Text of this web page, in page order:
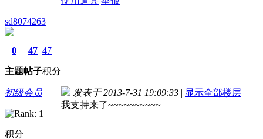
sd8074263
0
主题
47
帖子
47
积分
初级会员
积分
发表于 2013-7-31 19:09:33 | 显示全部楼层
我支持来了~~~~~~~~~~